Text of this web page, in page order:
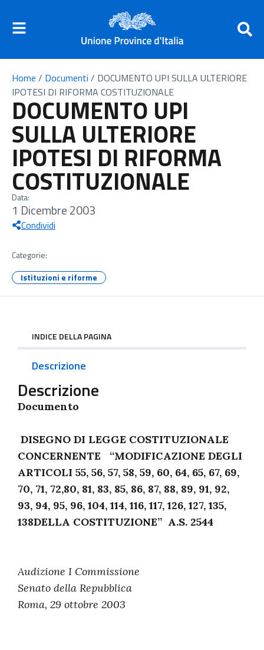
Home / Documenti / DOCUMENTO UPI SULLA ULTERIORE
IPOTESI DI RIFORMA COSTITUZIONALE
DOCUMENTO UPI
SULLA ULTERIORE
IPOTESI DI RIFORMA
COSTITUZIONALE
Data:
1 Dicembre 2003
Condividi
Categorie:
Istituzioni e riforme
INDICE DELLA PAGINA
Descrizione
Descrizione
Documento
DISEGNO DI LEGGE COSTITUZIONALE
CONCERNENTE “MODIFICAZIONE DEGLI
ARTICOLI 55, 56, 57, 58, 59, 60, 64, 65, 67, 69,
70, 71, 72,80, 81, 83, 85, 86, 87, 88, 89, 91, 92,
93, 94, 95, 96, 104, 114, 116, 117, 126, 127, 135,
138DELLA COSTITUZIONE” A.S. 2544
Audizione I Commissione
Senato della Repubblica
Roma, 29 ottobre 2003